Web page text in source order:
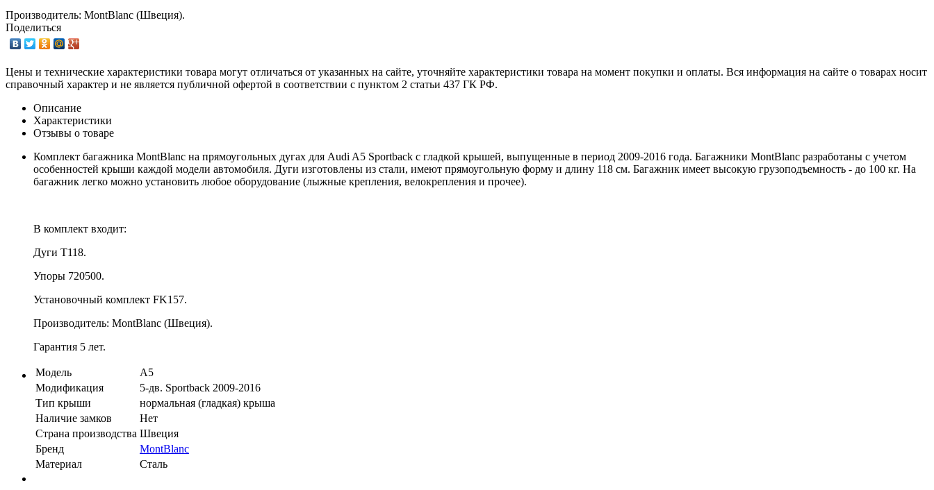
Производитель: MontBlanc (Швеция).
Поделиться
Цены и технические характеристики товара могут отличаться от указанных на сайте, уточняйте характеристики товара на момент покупки и оплаты. Вся информация на сайте о товарах носит
справочный характер и не является публичной офертой в соответствии с пунктом 2 статьи 437 ГК РФ.
Описание
Характеристики
Отзывы о товаре
Комплект багажника MontBlanc на прямоугольных дугах для Audi A5 Sportback с гладкой крышей, выпущенные в период 2009-2016 года. Багажники MontBlanc разработаны с учетом
особенностей крыши каждой модели автомобиля. Дуги изготовлены из стали, имеют прямоугольную форму и длину 118 см. Багажник имеет высокую грузоподъемность - до 100 кг. На
багажник легко можно установить любое оборудование (лыжные крепления, велокрепления и прочее).
В комплект входит:
Дуги T118.
Упоры 720500.
Установочный комплект FK157.
Производитель: MontBlanc (Швеция).
Гарантия 5 лет.
Модель
A5
Модификация
5-дв. Sportback 2009-2016
Тип крыши
нормальная (гладкая) крыша
Наличие замков
Нет
Страна производства Швеция
Бренд
MontBlanc
Материал
Сталь